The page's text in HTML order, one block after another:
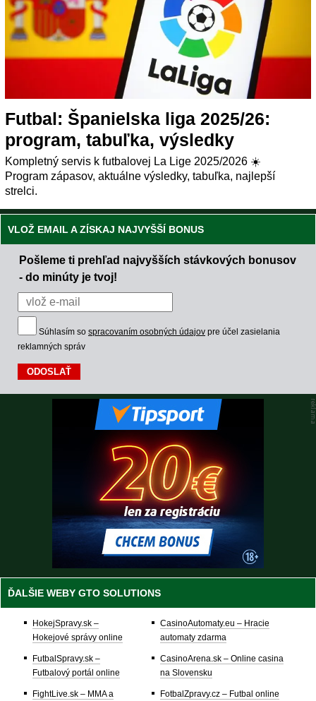
Futbal: Španielska liga 2025/26:
program, tabuľka, výsledky
Kompletný servis k futbalovej La Lige 2025/2026 ☀️
Program zápasov, aktuálne výsledky, tabuľka, najlepší
strelci.
VLOŽ EMAIL A ZÍSKAJ NAJVYŠŠÍ BONUS
Pošleme ti prehľad najvyšších stávkových bonusov
- do minúty je tvoj!
Súhlasím so spracovaním osobných údajov pre účel zasielania
reklamných správ
ĎALŠIE WEBY GTO SOLUTIONS
HokejSpravy.sk –
Hokejové správy online
FutbalSpravy.sk –
Futbalový portál online
FightLive.sk – MMA a
CasinoAutomaty.eu – Hracie
automaty zdarma
CasinoArena.sk – Online casina
na Slovensku
FotbalZpravy.cz – Futbal online